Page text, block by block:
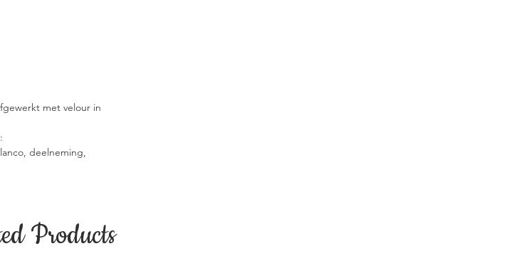
met velour in
deelneming,
Products